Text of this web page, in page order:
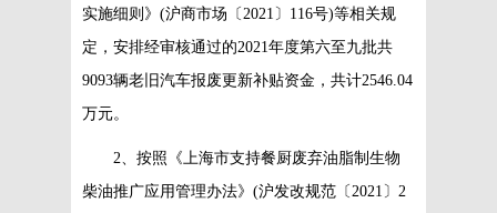
实施细则》(沪商市场〔2021〕116号)等相关规
定，安排经审核通过的2021年度第六至九批共
9093辆老旧汽车报废更新补贴资金，共计2546.04
万元。
2、按照《上海市支持餐厨废弃油脂制生物
柴油推广应用管理办法》(沪发改规范〔2021〕2